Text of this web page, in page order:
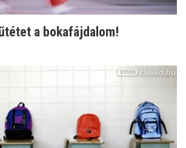
a bokafájdalom!